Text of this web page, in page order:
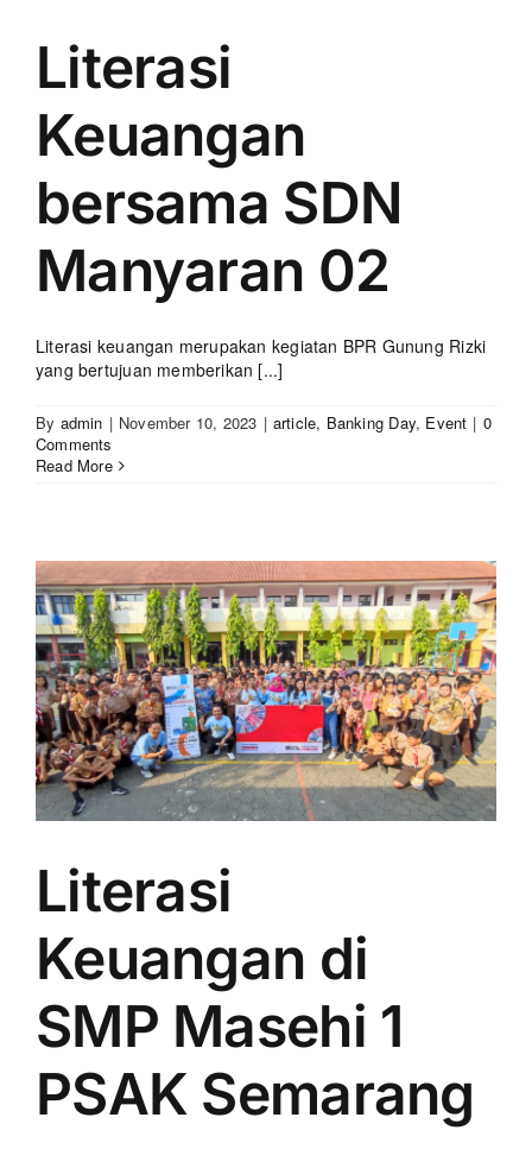
Literasi
Keuangan
bersama SDN
Manyaran 02
Literasi keuangan merupakan kegiatan BPR Gunung Rizki
yang bertujuan memberikan [...]
By admin | November 10, 2023 | article, Banking Day, Event | 0
Comments
Read More
Literasi
Keuangan di
SMP Masehi 1
PSAK Semarang